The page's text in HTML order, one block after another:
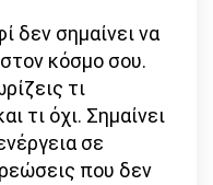
δεν σημαίνει να
κόσμο σου.
τι
τι όχι. Σημαίνει
σε
που δεν